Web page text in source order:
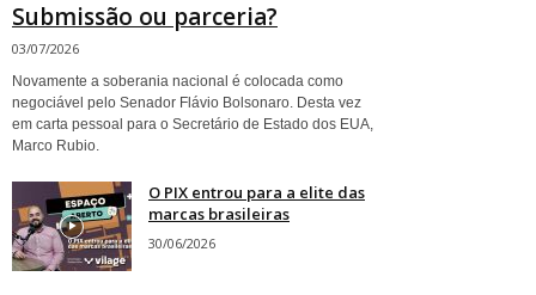
Submissão ou parceria?
03/07/2026
Novamente a soberania nacional é colocada como
negociável pelo Senador Flávio Bolsonaro. Desta vez
em carta pessoal para o Secretário de Estado dos EUA,
Marco Rubio.
O PIX entrou para a elite das
marcas brasileiras
30/06/2026